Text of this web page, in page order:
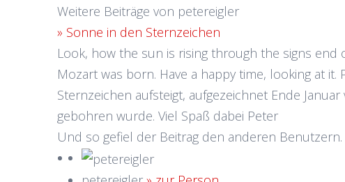
Weitere Beiträge von petereigler
» Sonne in den Sternzeichen
Look, how the sun is rising through the signs end
Mozart was born. Have a happy time, looking at
Sternzeichen aufsteigt, aufgezeichnet Ende
gebohren wurde. Viel Spaß dabei Peter
Und so gefiel der Beitrag den anderen Benutzern.